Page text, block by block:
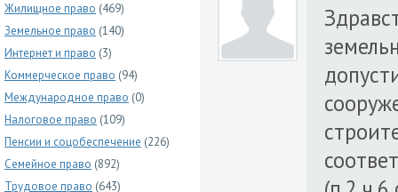
Жилищное право (469)
Земельное право (140)
Интернет и право (3)
Коммерческое право (94)
Международное право (0)
Налоговое право (109)
Пенсии и соцобеспечение (226)
Семейное право (892)
Трудовое право (643)